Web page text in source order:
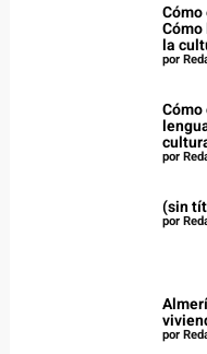
la
por
por
(sin
por
por